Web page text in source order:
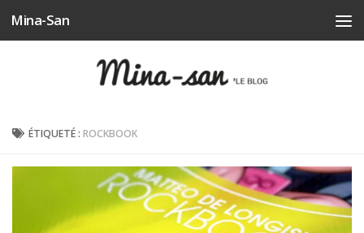
Skip to content
Mina-San
ÉTIQUETÉ :ROCKBOOK